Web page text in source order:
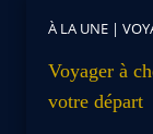
À LA UNE |
Voyager à
votre départ